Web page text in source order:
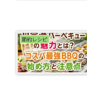
節約レシピ